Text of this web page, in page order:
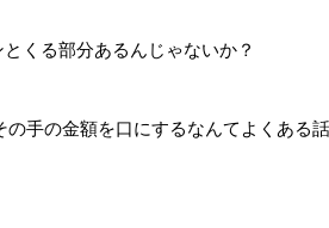
くる部分あるんじゃないか？
手の金額を口にするなんてよくある話